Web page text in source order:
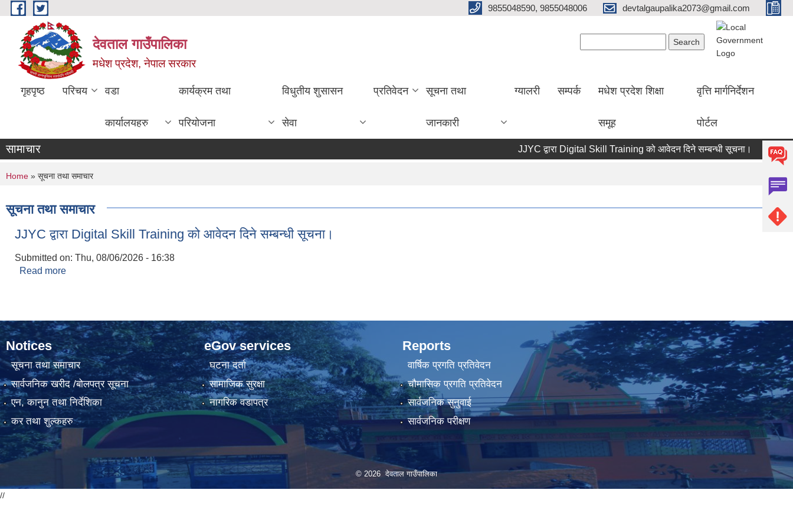
Skip to main content 9855048590, 9855048006 devtalgaupalika2073@gmail.com
देवताल गाउँपालिका
मधेश प्रदेश, नेपाल सरकार
गृहपृष्ठ परिचय वडा
कार्यालयहरु
कार्यक्रम तथा
परियोजना
विधुतीय शुसासन
सेवा
प्रतिवेदन सूचना तथा
जानकारी
ग्यालरी सम्पर्क मधेश प्रदेश शिक्षा
समूह
वृत्ति मार्गनिर्देशन
पोर्टल
सामाचार JJYC द्वारा Digital Skill Training को आवेदन दिने सम्बन्धी सूचना।
You are here
Home » सूचना तथा समाचार
सूचना तथा समाचार
JJYC द्वारा Digital Skill Training को आवेदन दिने सम्बन्धी सूचना।
Submitted on: Thu, 08/06/2026 - 16:38
Read more
Notices
सूचना तथा समाचार
सार्वजनिक खरीद /बोलपत्र सूचना
एन, कानुन तथा निर्देशिका
कर तथा शुल्कहरु
eGov services
घटना दर्ता
सामाजिक सुरक्षा
नागरिक वडापत्र
Reports
वार्षिक प्रगति प्रतिवेदन
चौमासिक प्रगति प्रतिवेदन
सार्वजनिक सुनुवाई
सार्वजनिक परीक्षण
© 2026 देवताल गाउँपालिका
//